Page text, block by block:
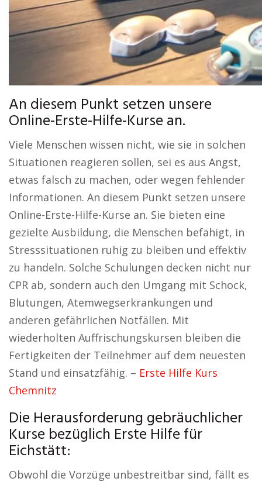
An diesem Punkt setzen unsere
Online-Erste-Hilfe-Kurse an.
Viele Menschen wissen nicht, wie sie in solchen
Situationen reagieren sollen, sei es aus Angst,
etwas falsch zu machen, oder wegen fehlender
Informationen. An diesem Punkt setzen unsere
Online-Erste-Hilfe-Kurse an. Sie bieten eine
gezielte Ausbildung, die Menschen befähigt, in
Stresssituationen ruhig zu bleiben und effektiv
zu handeln. Solche Schulungen decken nicht nur
CPR ab, sondern auch den Umgang mit Schock,
Blutungen, Atemwegserkrankungen und
anderen gefährlichen Notfällen. Mit
wiederholten Auffrischungskursen bleiben die
Fertigkeiten der Teilnehmer auf dem neuesten
Stand und einsatzfähig. – Erste Hilfe Kurs
Chemnitz
Die Herausforderung gebräuchlicher
Kurse bezüglich Erste Hilfe für
Eichstätt:
Obwohl die Vorzüge unbestreitbar sind, fällt es